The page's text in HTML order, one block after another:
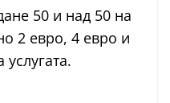
50 и над 50 на
2 евро, 4 евро и